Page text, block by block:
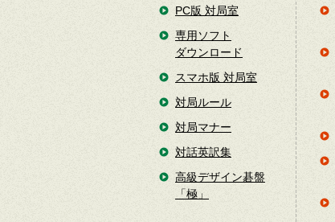
PC版 対局室
専用ソフト
ダウンロード
スマホ版 対局室
対局ルール
対局マナー
対話英訳集
高級デザイン碁盤
「極」